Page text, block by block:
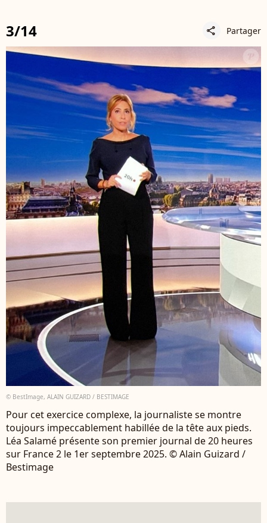
3/14 share Partager
© BestImage, ALAIN GUIZARD / BESTIMAGE
Pour cet exercice complexe, la journaliste se montre
toujours impeccablement habillée de la tête aux pieds.
Léa Salamé présente son premier journal de 20 heures
sur France 2 le 1er septembre 2025. © Alain Guizard /
Bestimage